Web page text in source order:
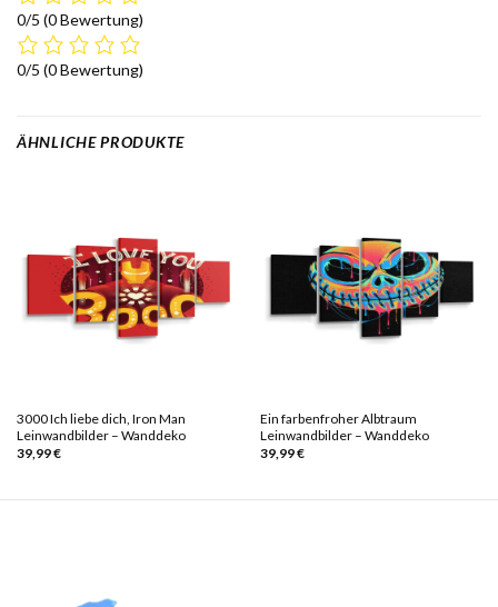
0/5 (0 Bewertung)
0/5 (0 Bewertung)
ÄHNLICHE PRODUKTE
3000 Ich liebe dich, Iron Man
Leinwandbilder – Wanddeko
39,99€
Ein farbenfroher Albtraum
Leinwandbilder – Wanddeko
39,99€